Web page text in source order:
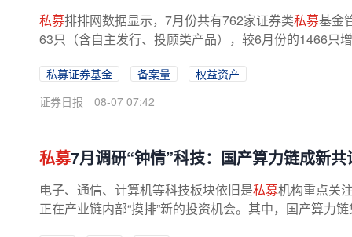
私募排排网数据显示，7月份共有762家证券类私募基金
63只（含自主发行、投顾类产品），较6月份的1466只
私募证券基金 备案量
权益资产
证券日报
08-07 07:42
私募7月调研“钟情”科技：国产算力链成新共
电子、通信、计算机等科技板块依旧是私募机构重点关
正在产业链内部“摸排”新的投资机会。其中，国产算力